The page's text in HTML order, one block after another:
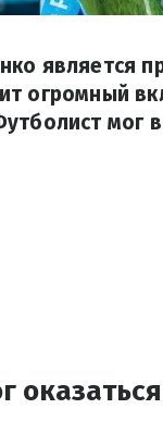
является
огромный
мог